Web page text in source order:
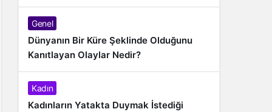
Genel
Dünyanın Bir Küre Şeklinde Olduğunu
Kanıtlayan Olaylar Nedir?
Kadın
Kadınların Yatakta Duymak İstediği